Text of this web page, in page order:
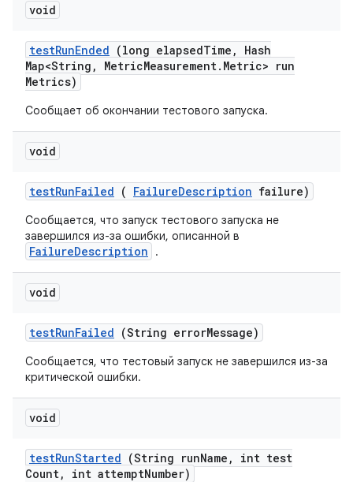
void
testRunEnded (long elapsedTime ,
Hash
Map<String , MetricMeasurement. Metric> run
Metrics)
Сообщает об окончании тестового запуска.
void
testRunFailed ( FailureDescription failure)
Сообщается, что запуск тестового запуска не
завершился из-за ошибки, описанной в
FailureDescription .
void
testRunFailed (String errorMessage)
Сообщается, что тестовый запуск не завершился из-за
критической ошибки.
void
testRunStarted (String runName ,
int test
Count, int attemptNumber)